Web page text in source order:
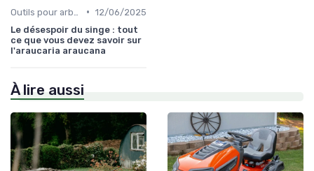
• 12/06/2025
Le désespoir du singe : tout
ce que vous devez savoir sur
l'araucaria araucana
À lire aussi